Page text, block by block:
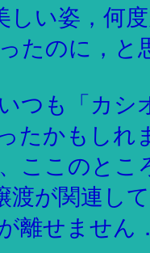
しい姿，何
たのに，と
つも「カシ
たかもしれ
ここのとこ
渡が関連し
離せません